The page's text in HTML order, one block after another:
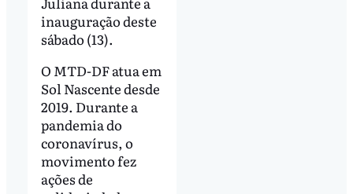
inauguração deste
sábado (13).
O MTD-DF atua em
Sol Nascente desde
2019. Durante a
pandemia do
coronavírus, o
movimento fez
ações de